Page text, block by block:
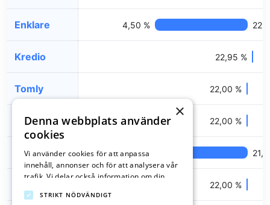
Enklare 4,50 %
Kredio 22,95 %
Tomly 22,00 %
Lumify 22,00 %
Sambla 4,50 %
22,00 %
×
Denna webbplats använder
cookies
Vi använder cookies för att anpassa
innehåll, annonser och för att analysera vår
trafik. Vi delar också information om din
reklam- och analyspartners som kan
STRIKT NÖDVÄNDIGT